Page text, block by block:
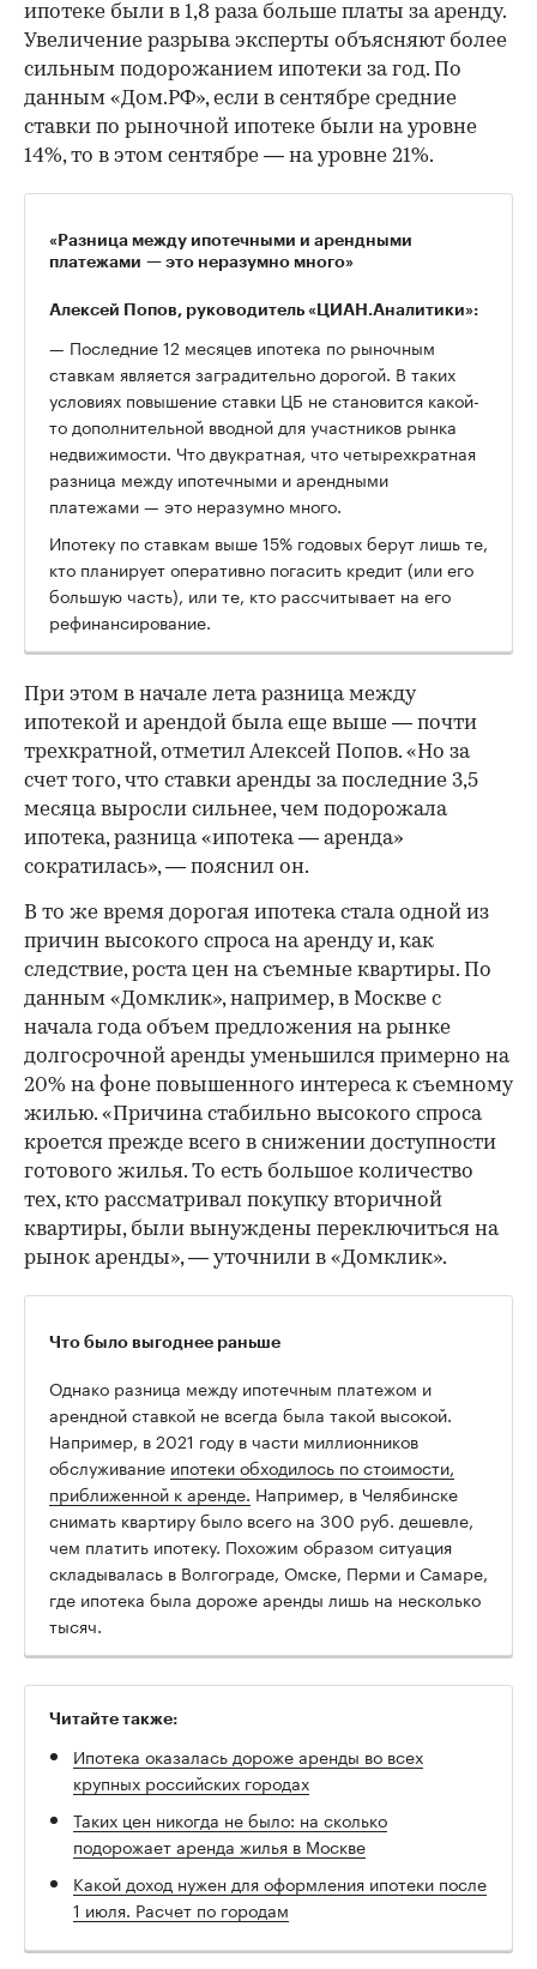
ипотеке были в 1,8 раза больше платы за аренду.
Увеличение разрыва эксперты объясняют более
сильным подорожанием ипотеки за год. По
данным «Дом.РФ», если в сентябре средние
ставки по рыночной ипотеке были на уровне
14%, то в этом сентябре — на уровне 21%.
«Разница между ипотечными и арендными
платежами — это неразумно много»
Алексей Попов, руководитель «ЦИАН.Аналитики»:
— Последние 12 месяцев ипотека по рыночным
ставкам является заградительно дорогой. В таких
условиях повышение ставки ЦБ не становится какой-
то дополнительной вводной для участников рынка
недвижимости. Что двукратная, что четырехкратная
разница между ипотечными и арендными
платежами — это неразумно много.
Ипотеку по ставкам выше 15% годовых берут лишь те,
кто планирует оперативно погасить кредит (или его
большую часть), или те, кто рассчитывает на его
рефинансирование.
При этом в начале лета разница между
ипотекой и арендой была еще выше — почти
трехкратной, отметил Алексей Попов. «Но за
счет того, что ставки аренды за последние 3,5
месяца выросли сильнее, чем подорожала
ипотека, разница «ипотека — аренда»
сократилась», — пояснил он.
В то же время дорогая ипотека стала одной из
причин высокого спроса на аренду и, как
следствие, роста цен на съемные квартиры. По
данным «Домклик», например, в Москве с
начала года объем предложения на рынке
долгосрочной аренды уменьшился примерно на
20% на фоне повышенного интереса к съемному
жилью. «Причина стабильно высокого спроса
кроется прежде всего в снижении доступности
готового жилья. То есть большое количество
тех, кто рассматривал покупку вторичной
квартиры, были вынуждены переключиться на
рынок аренды», — уточнили в «Домклик».
Что было выгоднее раньше
Однако разница между ипотечным платежом и
арендной ставкой не всегда была такой высокой.
Например, в 2021 году в части миллионников
обслуживание ипотеки обходилось по стоимости,
приближенной к аренде. Например, в Челябинске
снимать квартиру было всего на 300 руб. дешевле,
чем платить ипотеку. Похожим образом ситуация
складывалась в Волгограде, Омске, Перми и Самаре,
где ипотека была дороже аренды лишь на несколько
тысяч.
Читайте также:
Ипотека оказалась дороже аренды во всех
крупных российских городах
Таких цен никогда не было: на сколько
подорожает аренда жилья в Москве
Какой доход нужен для оформления ипотеки после
1 июля. Расчет по городам